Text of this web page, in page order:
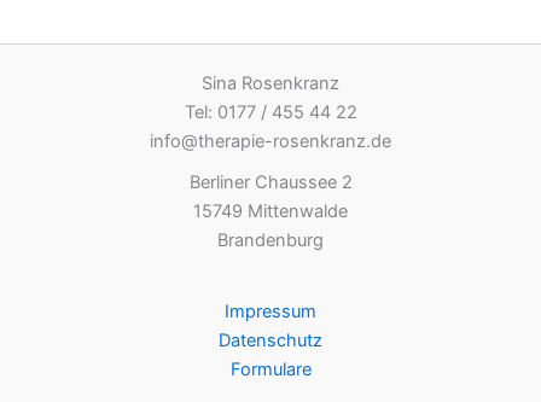
Sina Rosenkranz
Tel: 0177 / 455 44 22
info@therapie-rosenkranz.de
Berliner Chaussee 2
15749 Mittenwalde
Brandenburg
Impressum
Datenschutz
Formulare